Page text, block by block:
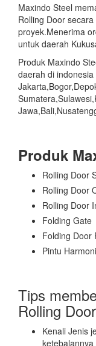
Maxindo Steel
Rolling Door
proyek.Menerima
untuk daerah
Produk Maxindo
daerah di
Produk
Rolling Door
Rolling Door
Rolling Door
Folding Gate
Folding Door
Pintu
Tips
Rolling Door
Kenali Jenis
ketebalannya